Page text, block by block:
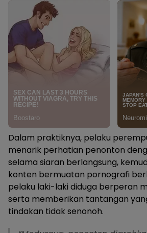
Dalam praktiknya, pelaku
menarik perhatian penonton
selama siaran berlangsung,
konten bermuatan pornografi
pelaku laki-laki diduga berperan
serta memberikan tantangan
tindakan tidak senonoh.